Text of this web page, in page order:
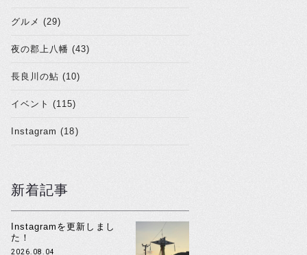
グルメ (29)
夜の郡上八幡 (43)
長良川の鮎 (10)
イベント (115)
Instagram (18)
新着記事
Instagramを更新しまし
た！
2026.08.04